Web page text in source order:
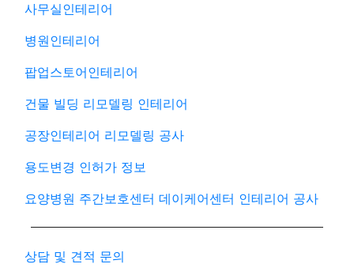
사무실인테리어
병원인테리어
팝업스토어인테리어
건물 빌딩 리모델링 인테리어
공장인테리어 리모델링 공사
용도변경 인허가 정보
요양병원 주간보호센터 데이케어센터 인테리어 공사
상담 및 견적 문의